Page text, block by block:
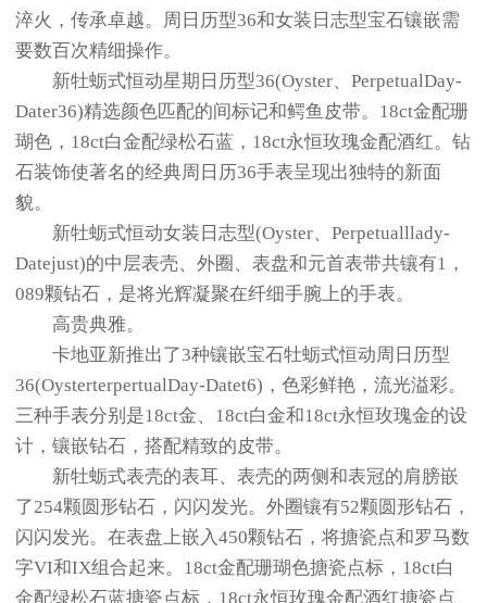
淬火，传承卓越。周日历型36和女装日志型宝石镶嵌需
要数百次精细操作。
新牡蛎式恒动星期日历型36(Oyster、PerpetualDay-
Dater36)精选颜色匹配的间标记和鳄鱼皮带。18ct金配珊
瑚色，18ct白金配绿松石蓝，18ct永恒玫瑰金配酒红。钻
石装饰使著名的经典周日历36手表呈现出独特的新面
貌。
新牡蛎式恒动女装日志型(Oyster、Perpetualllady-
Datejust)的中层表壳、外圈、表盘和元首表带共镶有1，
089颗钻石，是将光辉凝聚在纤细手腕上的手表。
高贵典雅。
卡地亚新推出了3种镶嵌宝石牡蛎式恒动周日历型
36(OysterterpertualDay-Datet6)，色彩鲜艳，流光溢彩。
三种手表分别是18ct金、18ct白金和18ct永恒玫瑰金的设
计，镶嵌钻石，搭配精致的皮带。
新牡蛎式表壳的表耳、表壳的两侧和表冠的肩膀嵌
了254颗圆形钻石，闪闪发光。外圈镶有52颗圆形钻石，
闪闪发光。在表盘上嵌入450颗钻石，将搪瓷点和罗马数
字VI和IX组合起来。18ct金配珊瑚色搪瓷点标，18ct白
金配绿松石蓝搪瓷点标，18ct永恒玫瑰金配酒红搪瓷点